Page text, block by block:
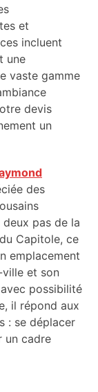
et
incluent
une
vaste gamme
devis
un
des
pas de la
Capitole, ce
emplacement
et son
possibilité
il répond aux
: se déplacer
un cadre